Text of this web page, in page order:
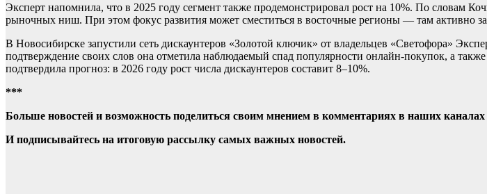
Эксперт напомнила, что в 2025 году сегмент также продемонстрировал рост на 10%. По словам
рыночных ниш. При этом фокус развития может сместиться в восточные регионы — там активно
В Новосибирске запустили сеть дискаунтеров «Золотой ключик» от владельцев «Светофора»
подтверждение своих слов она отметила наблюдаемый спад популярности онлайн‑покупок, а
подтвердила прогноз: в 2026 году рост числа дискаунтеров составит 8–10%.
***
Больше новостей и возможность поделиться своим мнением в комментариях в наших каналах
Иподписывайтесь на итоговую рассылку самых важных новостей.